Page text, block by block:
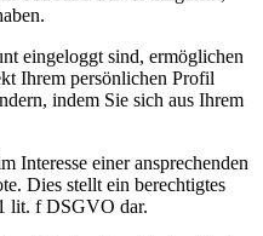
eingeloggt sind, ermöglichen
Ihrem persönlichen Profil
indem Sie sich aus Ihrem
Interesse einer ansprechenden
Dies stellt ein berechtigtes
lit. f DSGVO dar.